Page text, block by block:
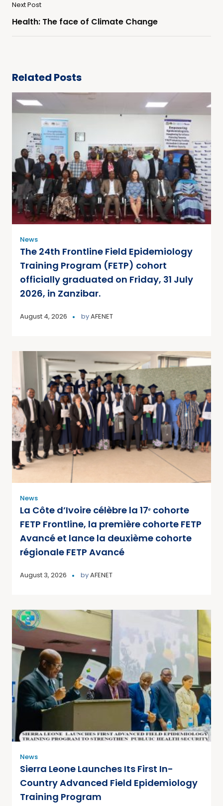
Next Post
Health: The face of Climate Change
Related Posts
News
The 24th Frontline Field Epidemiology
Training Program (FETP) cohort
officially graduated on Friday, 31 July
2026, in Zanzibar.
August 4, 2026 byAFENET
News
La Côte d’Ivoire célèbre la 17ᵉ cohorte
FETP Frontline, la première cohorte FETP
Avancé et lance la deuxième cohorte
régionale FETP Avancé
August 3, 2026 byAFENET
News
Sierra Leone Launches Its First In-
Country Advanced Field Epidemiology
Training Program